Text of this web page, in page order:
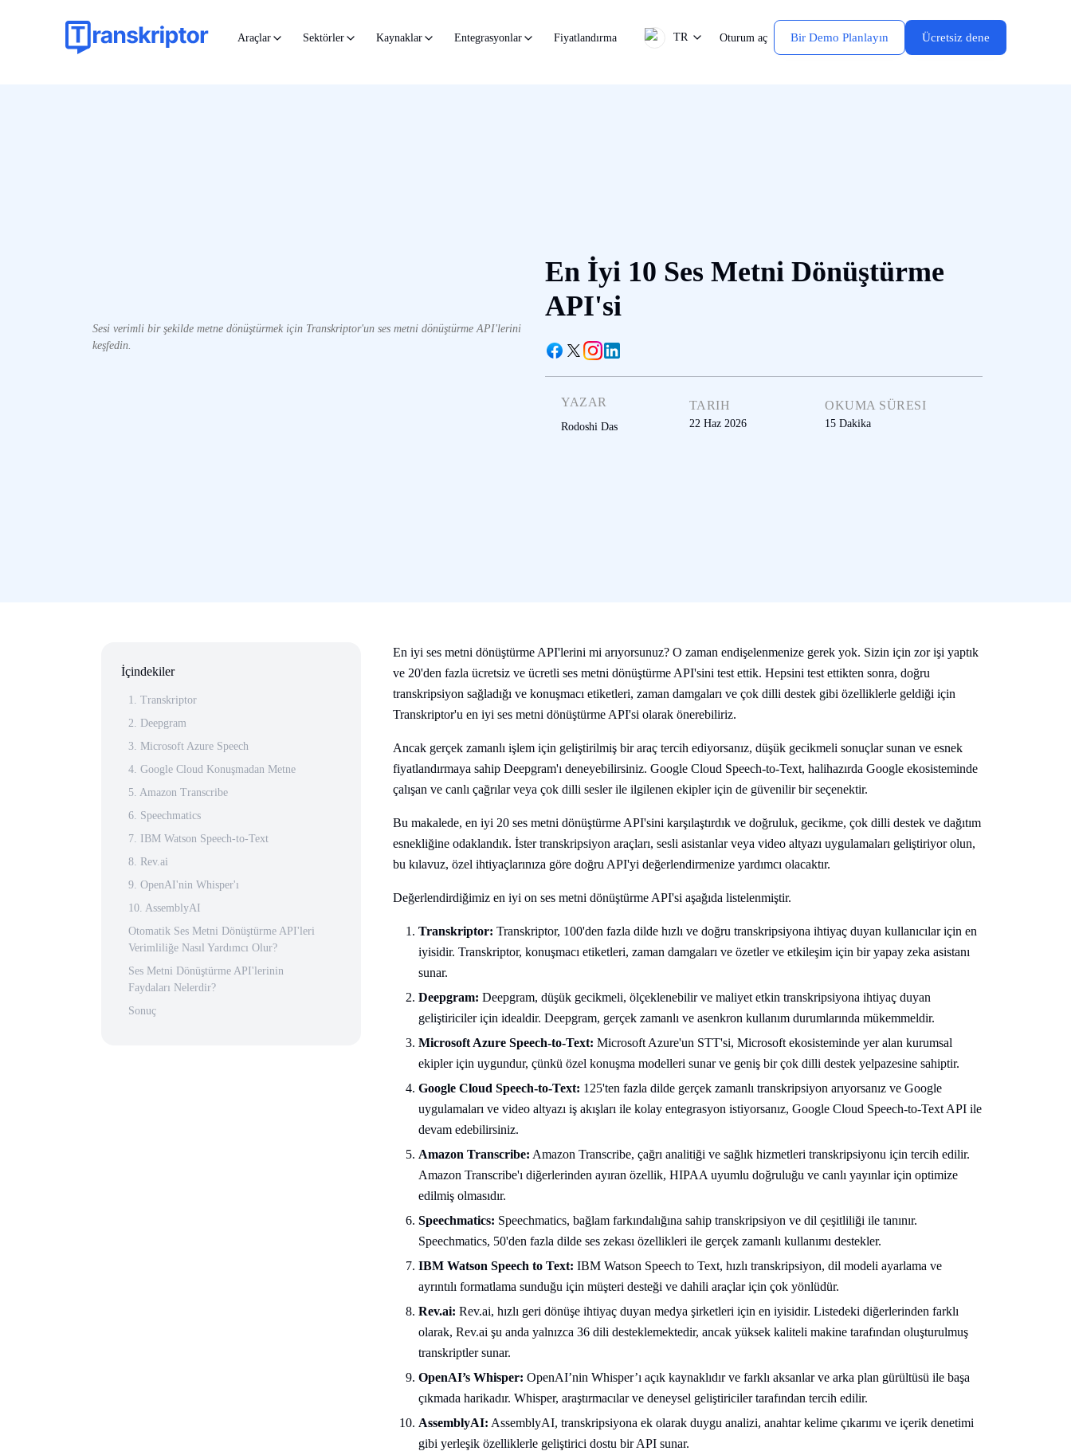
Araçlar Sektörler Kaynaklar Entegrasyonlar Fiyatlandırma TR Oturum aç Bir Demo Planlayın Ücretsiz dene
Sesi verimli bir şekilde metne dönüştürmek için Transkriptor'un ses metni dönüştürme API'lerini
keşfedin.
En İyi 10 Ses Metni Dönüştürme
API'si
YAZAR
Rodoshi Das
TARIH
22 Haz 2026
OKUMA SÜRESI
15 Dakika
İçindekiler
1. Transkriptor
2. Deepgram
3. Microsoft Azure Speech
4. Google Cloud Konuşmadan Metne
5. Amazon Transcribe
6. Speechmatics
7. IBM Watson Speech-to-Text
8. Rev.ai
9. OpenAI'nin Whisper'ı
10. AssemblyAI
Otomatik Ses Metni Dönüştürme API'leri
Verimliliğe Nasıl Yardımcı Olur?
Ses Metni Dönüştürme API'lerinin
Faydaları Nelerdir?
Sonuç
En iyi ses metni dönüştürme API'lerini mi arıyorsunuz? O zaman endişelenmenize gerek yok. Sizin için zor işi yaptık
ve 20'den fazla ücretsiz ve ücretli ses metni dönüştürme API'sini test ettik. Hepsini test ettikten sonra, doğru
transkripsiyon sağladığı ve konuşmacı etiketleri, zaman damgaları ve çok dilli destek gibi özelliklerle geldiği için
Transkriptor'u en iyi ses metni dönüştürme API'si olarak önerebiliriz.
Ancak gerçek zamanlı işlem için geliştirilmiş bir araç tercih ediyorsanız, düşük gecikmeli sonuçlar sunan ve esnek
fiyatlandırmaya sahip Deepgram'ı deneyebilirsiniz. Google Cloud Speech-to-Text, halihazırda Google ekosisteminde
çalışan ve canlı çağrılar veya çok dilli sesler ile ilgilenen ekipler için de güvenilir bir seçenektir.
Bu makalede, en iyi 20 ses metni dönüştürme API'sini karşılaştırdık ve doğruluk, gecikme, çok dilli destek ve dağıtım
esnekliğine odaklandık. İster transkripsiyon araçları, sesli asistanlar veya video altyazı uygulamaları geliştiriyor olun,
bu kılavuz, özel ihtiyaçlarınıza göre doğru API'yi değerlendirmenize yardımcı olacaktır.
Değerlendirdiğimiz en iyi on ses metni dönüştürme API'si aşağıda listelenmiştir.
Transkriptor: Transkriptor, 100'den fazla dilde hızlı ve doğru transkripsiyona ihtiyaç duyan kullanıcılar için en
iyisidir. Transkriptor, konuşmacı etiketleri, zaman damgaları ve özetler ve etkileşim için bir yapay zeka asistanı
sunar.
Deepgram: Deepgram, düşük gecikmeli, ölçeklenebilir ve maliyet etkin transkripsiyona ihtiyaç duyan
geliştiriciler için idealdir. Deepgram, gerçek zamanlı ve asenkron kullanım durumlarında mükemmeldir.
Microsoft Azure Speech-to-Text: Microsoft Azure'un STT'si, Microsoft ekosisteminde yer alan kurumsal
ekipler için uygundur, çünkü özel konuşma modelleri sunar ve geniş bir çok dilli destek yelpazesine sahiptir.
Google Cloud Speech-to-Text: 125'ten fazla dilde gerçek zamanlı transkripsiyon arıyorsanız ve Google
uygulamaları ve video altyazı iş akışları ile kolay entegrasyon istiyorsanız, Google Cloud Speech-to-Text API ile
devam edebilirsiniz.
Amazon Transcribe: Amazon Transcribe, çağrı analitiği ve sağlık hizmetleri transkripsiyonu için tercih edilir.
Amazon Transcribe'ı diğerlerinden ayıran özellik, HIPAA uyumlu doğruluğu ve canlı yayınlar için optimize
edilmiş olmasıdır.
Speechmatics: Speechmatics, bağlam farkındalığına sahip transkripsiyon ve dil çeşitliliği ile tanınır.
Speechmatics, 50'den fazla dilde ses zekası özellikleri ile gerçek zamanlı kullanımı destekler.
IBM Watson Speech to Text: IBM Watson Speech to Text, hızlı transkripsiyon, dil modeli ayarlama ve
ayrıntılı formatlama sunduğu için müşteri desteği ve dahili araçlar için çok yönlüdür.
Rev.ai: Rev.ai, hızlı geri dönüşe ihtiyaç duyan medya şirketleri için en iyisidir. Listedeki diğerlerinden farklı
olarak, Rev.ai şu anda yalnızca 36 dili desteklemektedir, ancak yüksek kaliteli makine tarafından oluşturulmuş
transkriptler sunar.
OpenAI’s Whisper: OpenAI’nin Whisper’ı açık kaynaklıdır ve farklı aksanlar ve arka plan gürültüsü ile başa
çıkmada harikadır. Whisper, araştırmacılar ve deneysel geliştiriciler tarafından tercih edilir.
AssemblyAI: AssemblyAI, transkripsiyona ek olarak duygu analizi, anahtar kelime çıkarımı ve içerik denetimi
gibi yerleşik özelliklerle geliştirici dostu bir API sunar.